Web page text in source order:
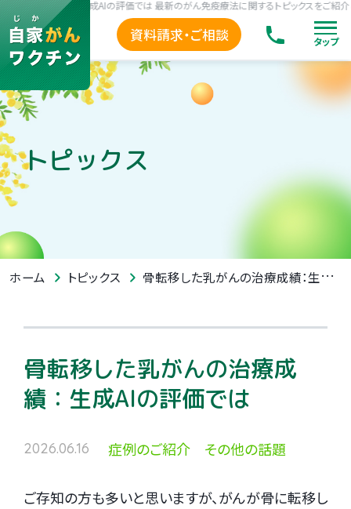
の治療成績：生成AIの評価では 最新のがん免疫療法に関するトピックスをご紹介しま
資料請求・ご相談 タップ
トピックス
ホーム トピックス 骨転移した乳がんの治療成績：生成AIの評価では
骨転移した乳がんの治療成
績：生成AIの評価では
2026.06.16 症例のご紹介 その他の話題
ご存知の方も多いと思いますが、がんが骨に転移し